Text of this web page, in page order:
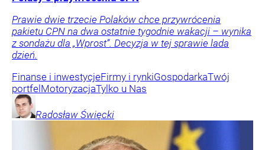
Prawie dwie trzecie Polaków chce przywrócenia
pakietu CPN na dwa ostatnie tygodnie wakacji – wynika
z sondażu dla „Wprost”. Decyzja w tej sprawie lada
dzień.
Finanse i inwestycjeFirmy i rynkiGospodarkaTwój
portfel MotoryzacjaTylko u Nas
Radosław Święcki